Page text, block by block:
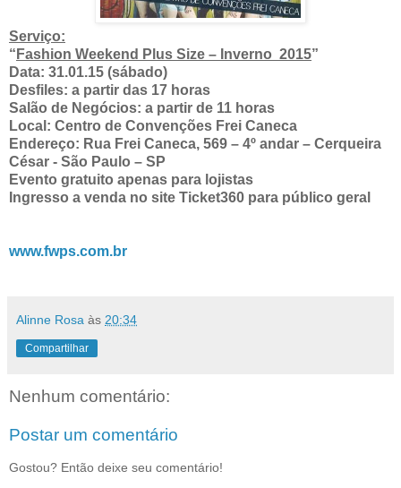
Serviço:
“ Fashion Weekend Plus Size – Inverno 2015”
Data: 31.01.15 (sábado)
Desfiles: a partir das 17 horas
Salão de Negócios: a partir de 11 horas
Local: Centro de Convenções Frei Caneca
Endereço: Rua Frei Caneca, 569 – 4º andar – Cerqueira
César - São Paulo – SP
Evento gratuito apenas para lojistas
Ingresso a venda no site Ticket360 para público geral
www.fwps.com.br
Alinne Rosa às 20:34
Compartilhar
Nenhum comentário:
Postar um comentário
Gostou? Então deixe seu comentário!